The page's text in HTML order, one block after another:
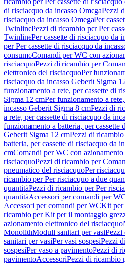
ricambio per Per cassette di risciacquo
di risciacquo da incasso OmegaPezzi
risciacquo da incasso OmegaPer
TwinlinePezzi di ricambio per Per
TwinlinePer cassette di risciacquo da
per Per cassette di risciacquo da
consumoComandi per WC con
risciacquoPezzi di ricambio per
elettronico del risciacquoPer
risciacquo da incasso Geberit Sigma
funzionamento a rete, per cassette di
Sigma 12 cmPer funzionamento a
incasso Geberit Sigma 8 cmPezzi di
a rete, per cassette di risciacquo da
funzionamento a batteria, per cassette
Geberit Sigma 12 cmPezzi di
batteria, per cassette di risciacquo da
cmComandi per WC con azionamento
risciacquoPezzi di ricambio per
pneumatico del risciacquoPer
ricambio per Per risciacquo a due
quantitàPezzi di ricambio per Per
quantitàAccessori per comandi per WC
Accessori per comandi per WCKit per
ricambio per Kit per il montaggio
azionamento elettronico del risciacquo
MonolithModuli sanitari per vasiPezzi
sanitari per vasiPer vasi sospesiPezzi
sospesiPer vaso a pavimentoPezzi di
pavimentoAccessoriPezzi di ricambio